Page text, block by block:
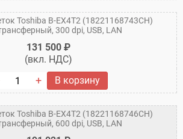
Toshiba B-EX4T2 (18221168743CH)
300 dpi, USB, LAN
131 500 ₽
(вкл. НДС)
В корзину
Toshiba B-EX4T2 (18221168746CH)
600 dpi, USB, LAN